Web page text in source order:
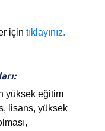
için tıklayınız.
yüksek eğitim
lisans, yüksek